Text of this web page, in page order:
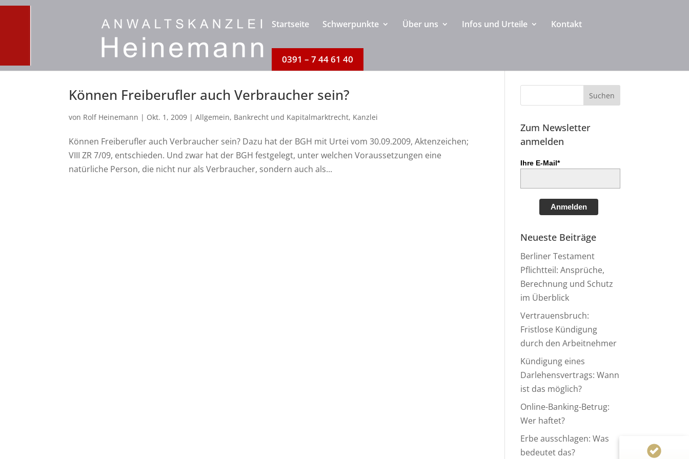
Startseite Schwerpunkte Über uns Infos und Urteile Kontakt
0391 – 7 44 61 40
Können Freiberufler auch Verbraucher sein?
von Rolf Heinemann | Okt. 1, 2009 |Allgemein, Bankrecht und Kapitalmarktrecht, Kanzlei
Können Freiberufler auch Verbraucher sein? Dazu hat der BGH mit Urtei vom 30.09.2009, Aktenzeichen;
VIII ZR 7/09, entschieden. Und zwar hat der BGH festgelegt, unter welchen Voraussetzungen eine
natürliche Person, die nicht nur als Verbraucher, sondern auch als...
Zum Newsletter
anmelden
Ihre E-Mail*
Anmelden
Neueste Beiträge
Berliner Testament
Pflichtteil: Ansprüche,
Berechnung und Schutz
im Überblick
Vertrauensbruch:
Fristlose Kündigung
durch den Arbeitnehmer
Kündigung eines
Darlehensvertrags: Wann
ist das möglich?
Online-Banking-Betrug:
Wer haftet?
Erbe ausschlagen: Was
bedeutet das?
Anwaltskanzlei Heinemann & Rummel GbR
SEHR GUT
4,94 / 5,00
Bewertungen auf
ProvenExpert.com
124
Bewertungen von 1
anderen Quelle